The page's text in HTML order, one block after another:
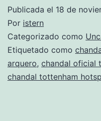
Publicada el 18 de
Por istern
Categorizado como
Etiquetado como
arquero, chandal oficial
chandal tottenham